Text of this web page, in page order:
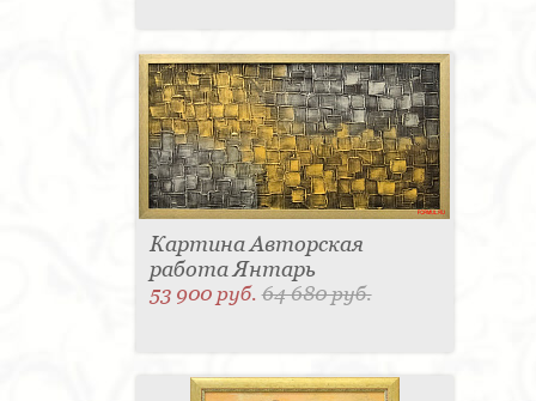
Картина Авторская
работа Янтарь
53 900 руб.64 680 руб.